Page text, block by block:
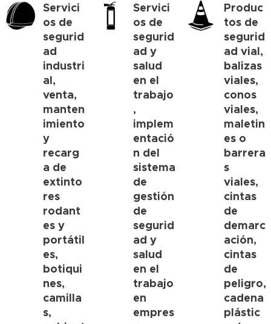
Servici
os de
segurid
ad
industri
al,
venta,
manten
imiento
y
recarg
a de
extinto
res
rodant
es y
portátil
es,
botiqui
nes,
camilla
s,
Servici
os de
segurid
ad y
salud
en el
trabajo
,
implem
entació
n del
sistema
de
gestión
de
segurid
ad y
salud
en el
trabajo
en
empres
Produc
tos de
segurid
ad vial,
balizas
viales,
conos
viales,
maletin
es o
barrera
s
viales,
cintas
de
demarc
ación,
cintas
de
peligro,
cadena
plástic